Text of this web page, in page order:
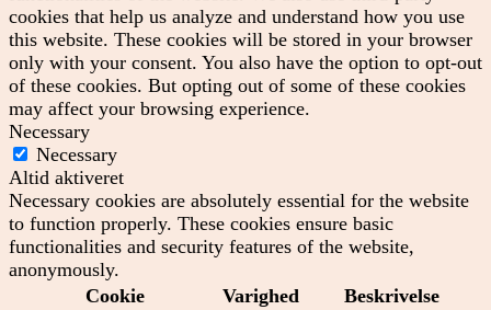
cookies that help us analyze and understand how you use
this website. These cookies will be stored in your browser
only with your consent. You also have the option to opt-out
of these cookies. But opting out of some of these cookies
may affect your browsing experience.
Necessary
Necessary
Altid aktiveret
Necessary cookies are absolutely essential for the website
to function properly. These cookies ensure basic
functionalities and security features of the website,
anonymously.
Cookie
Varighed Beskrivelse